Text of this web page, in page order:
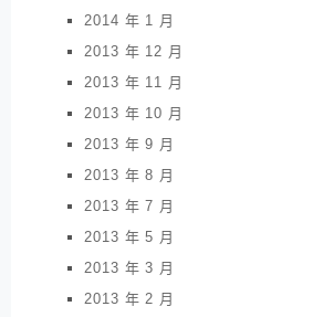
2014 年 1 月
2013 年 12 月
2013 年 11 月
2013 年 10 月
2013 年 9 月
2013 年 8 月
2013 年 7 月
2013 年 5 月
2013 年 3 月
2013 年 2 月